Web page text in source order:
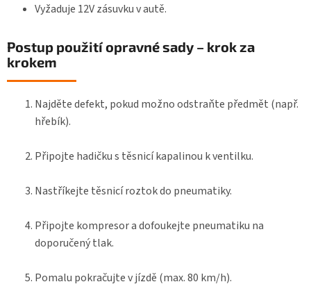
Vyžaduje 12V zásuvku v autě.
Postup použití opravné sady – krok za
krokem
Najděte defekt, pokud možno odstraňte předmět (např.
hřebík).
Připojte hadičku s těsnicí kapalinou k ventilku.
Nastříkejte těsnicí roztok do pneumatiky.
Připojte kompresor a dofoukejte pneumatiku na
doporučený tlak.
Pomalu pokračujte v jízdě (max. 80 km/h).